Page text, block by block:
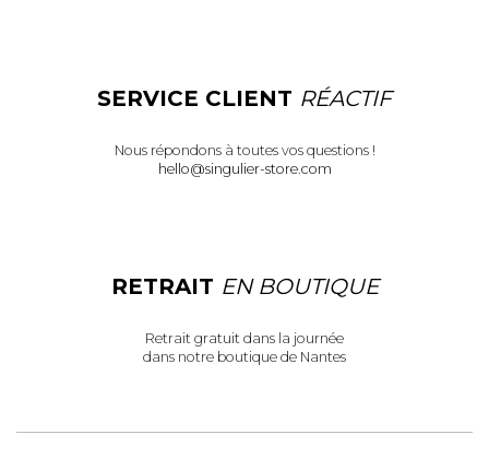
SERVICE CLIENT RÉACTIF
Nous répondons à toutes vos questions !
hello@singulier-store.com
RETRAIT EN BOUTIQUE
Retrait gratuit dans la journée
dans notre boutique de Nantes